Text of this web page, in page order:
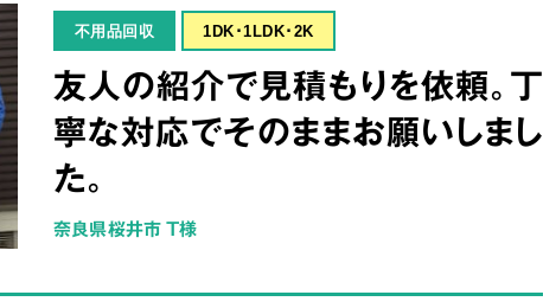
不用品回収 1DK･1LDK･2K
友人の紹介で見積もりを依頼。丁
寧な対応でそのままお願いしまし
た。
奈良県桜井市 T様